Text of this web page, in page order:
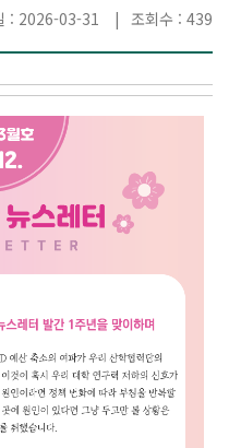
: 2026-03-31 조회수 : 439